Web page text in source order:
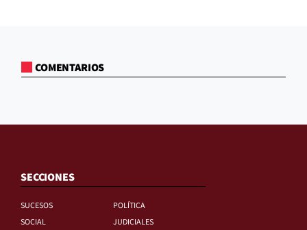
COMENTARIOS
SECCIONES
SUCESOS
POLÍTICA
SOCIAL
JUDICIALES